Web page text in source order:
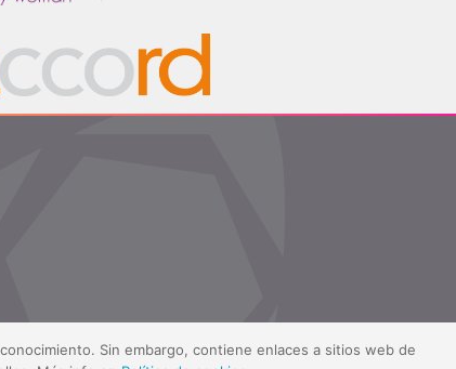
Sin embargo, contiene enlaces a sitios web de